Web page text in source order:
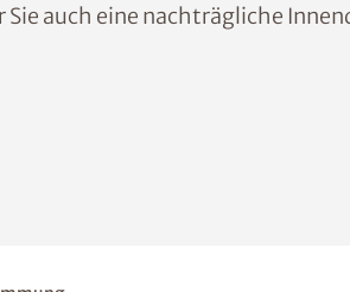
auch eine nachträgliche